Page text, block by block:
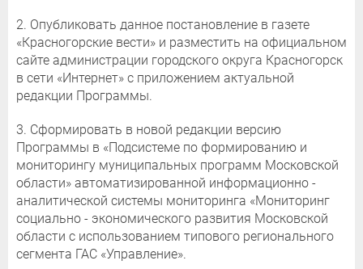
2. Опубликовать данное постановление в газете
«Красногорские вести» и разместить на официальном
сайте администрации городского округа Красногорск
в сети «Интернет» с приложением актуальной
редакции Программы.
3. Сформировать в новой редакции версию
Программы в «Подсистеме по формированию и
мониторингу муниципальных программ Московской
области» автоматизированной информационно -
аналитической системы мониторинга «Мониторинг
социально - экономического развития Московской
области с использованием типового регионального
сегмента ГАС «Управление».